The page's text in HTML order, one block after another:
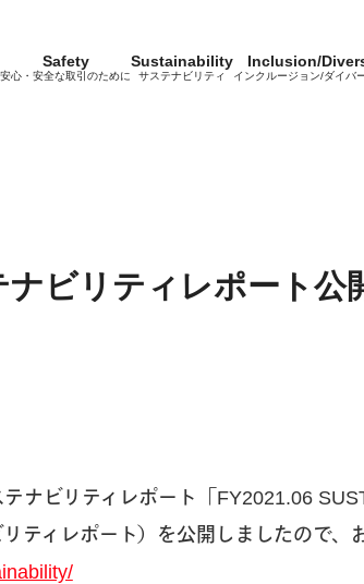
Safety
安心・安全な取引のために
Sustainability
サステナビリティ
Inclusion/
インクルージョン/ダイバ
ビリティレポート公
ナビリティレポート「FY2021.06
ティレポート）を公開しましたので、